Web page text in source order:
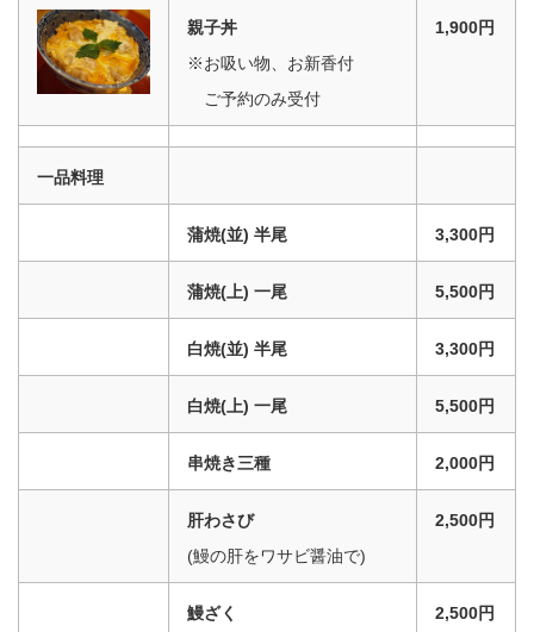
親子丼
※お吸い物、お新香付
ご予約のみ受付
1,900円
一品料理
蒲焼(並) 半尾 3,300円
蒲焼(上) 一尾 5,500円
白焼(並) 半尾 3,300円
白焼(上) 一尾 5,500円
串焼き三種 2,000円
肝わさび
(鰻の肝をワサビ醤油で)
2,500円
鰻ざく
2,500円